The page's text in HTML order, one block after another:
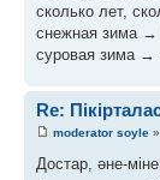
сколько лет,
снежная зима →
суровая зима →
Re:
moderator soyle
Достар, әне-